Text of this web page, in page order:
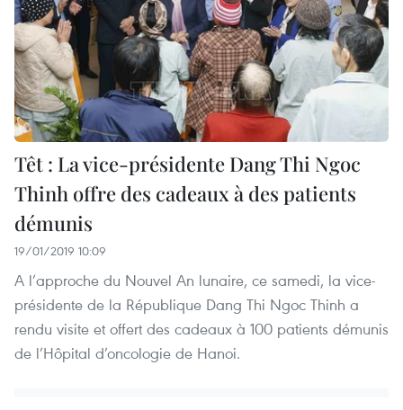
Têt : La vice-présidente Dang Thi Ngoc
Thinh offre des cadeaux à des patients
démunis
19/01/2019 10:09
A l’approche du Nouvel An lunaire, ce samedi, la vice-
présidente de la République Dang Thi Ngoc Thinh a
rendu visite et offert des cadeaux à 100 patients démunis
de l’Hôpital d’oncologie de Hanoi.